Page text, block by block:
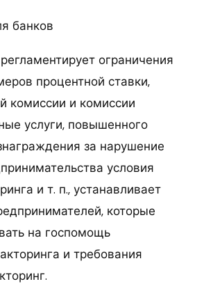
банков
ограничения
процентной ставки,
комиссии и комиссии
услуги, повышенного
за нарушение
условия
и т. п., устанавливает
которые
на госпомощь
и требования